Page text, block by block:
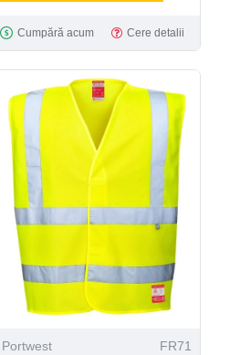
Cumpără acum Cere detalii
Portwest FR71